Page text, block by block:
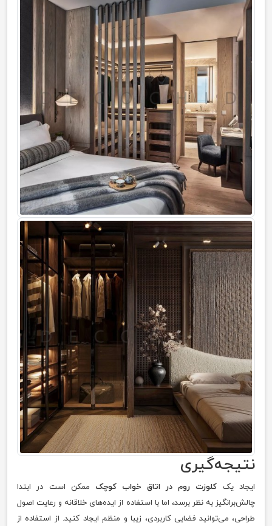
نتیجه‌گیری
ایجاد یک کلوزت روم در اتاق خواب کوچک ممکن است در ابتدا
چالش‌برانگیز به نظر برسد، اما با استفاده از ایده‌های خلاقانه و رعایت اصول
طراحی، می‌توانید فضایی کاربردی، زیبا و منظم ایجاد کنید. از استفاده از